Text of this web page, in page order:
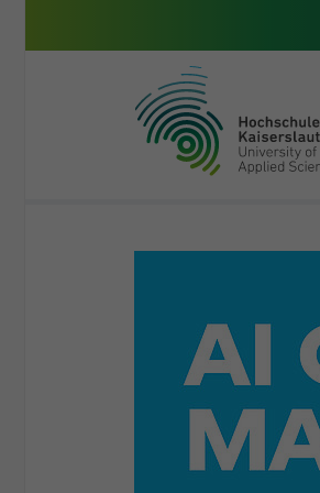
Hochschule
Sie sind hier: